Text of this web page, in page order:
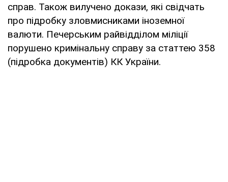
справ. Також вилучено докази, які свідчать
про підробку зловмисниками іноземної
валюти. Печерським райвідділом міліції
порушено кримінальну справу за статтею 358
(підробка документів) КК України.